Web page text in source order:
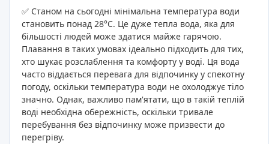
✅ Станом на сьогодні мінімальна температура води
становить понад 28°C. Це дуже тепла вода, яка для
більшості людей може здатися майже гарячою.
Плавання в таких умовах ідеально підходить для тих,
хто шукає розслаблення та комфорту у воді. Ця вода
часто віддається перевага для відпочинку у спекотну
погоду, оскільки температура води не охолоджує тіло
значно. Однак, важливо пам'ятати, що в такій теплій
воді необхідна обережність, оскільки тривале
перебування без відпочинку може призвести до
перегріву.